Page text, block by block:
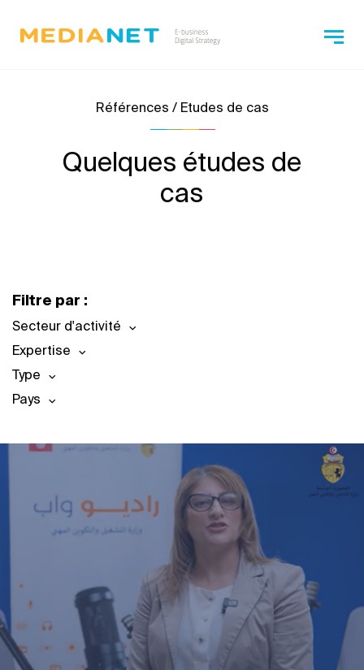
Références / Etudes de cas
Quelques études de
cas
Filtre par :
Secteur d'activité
Expertise
Type
Pays